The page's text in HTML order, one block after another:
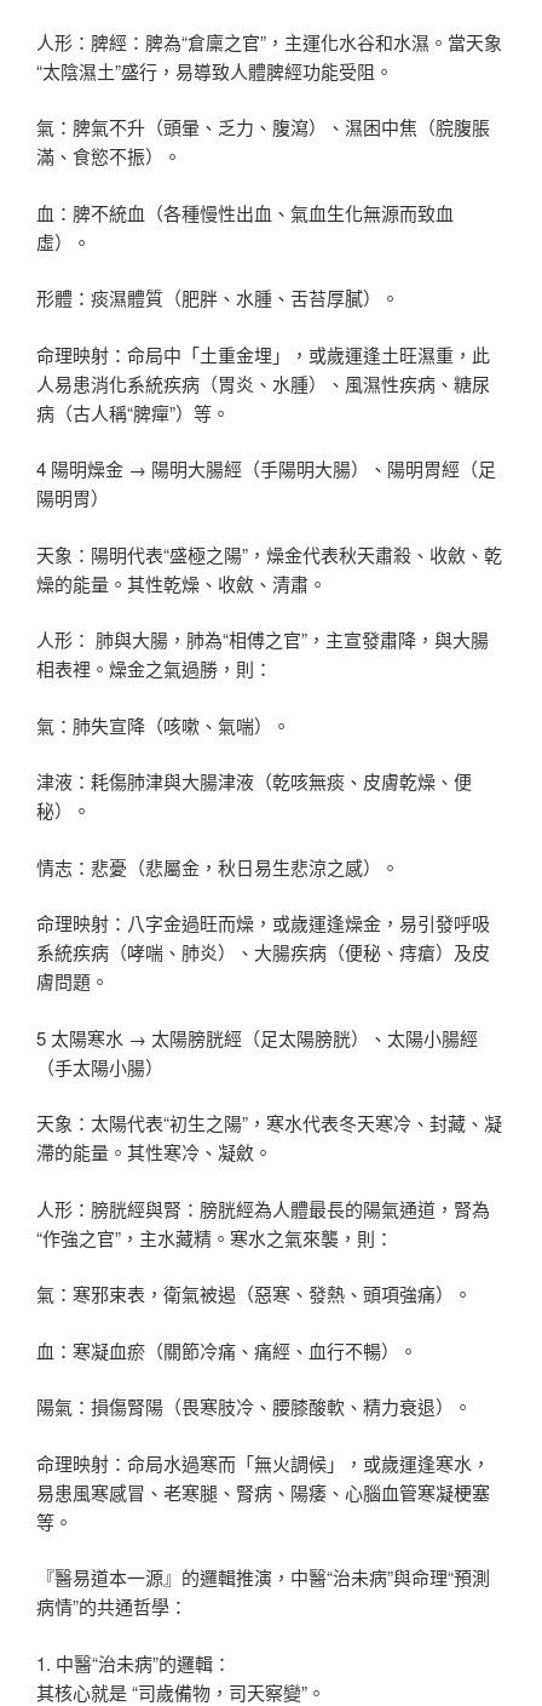
人形：脾經：脾為“倉廩之官”，主運化水谷和水濕。當天象
“太陰濕土”盛行，易導致人體脾經功能受阻。
氣：脾氣不升（頭暈、乏力、腹瀉）、濕困中焦（脘腹脹
滿、食慾不振）。
血：脾不統血（各種慢性出血、氣血生化無源而致血
虛）。
形體：痰濕體質（肥胖、水腫、舌苔厚膩）。
命理映射：命局中「土重金埋」，或歲運逢土旺濕重，此
人易患消化系統疾病（胃炎、水腫）、風濕性疾病、糖尿
病（古人稱“脾癉”）等。
4 陽明燥金 → 陽明大腸經（手陽明大腸）、陽明胃經（足
陽明胃）
天象：陽明代表“盛極之陽”，燥金代表秋天肅殺、收斂、乾
燥的能量。其性乾燥、收斂、清肅。
人形： 肺與大腸，肺為“相傅之官”，主宣發肅降，與大腸
相表裡。燥金之氣過勝，則：
氣：肺失宣降（咳嗽、氣喘）。
津液：耗傷肺津與大腸津液（乾咳無痰、皮膚乾燥、便
秘）。
情志：悲憂（悲屬金，秋日易生悲涼之感）。
命理映射：八字金過旺而燥，或歲運逢燥金，易引發呼吸
系統疾病（哮喘、肺炎）、大腸疾病（便秘、痔瘡）及皮
膚問題。
5 太陽寒水 → 太陽膀胱經（足太陽膀胱）、太陽小腸經
（手太陽小腸）
天象：太陽代表“初生之陽”，寒水代表冬天寒冷、封藏、凝
滯的能量。其性寒冷、凝斂。
人形：膀胱經與腎：膀胱經為人體最長的陽氣通道，腎為
“作強之官”，主水藏精。寒水之氣來襲，則：
氣：寒邪束表，衛氣被遏（惡寒、發熱、頭項強痛）。
血：寒凝血瘀（關節冷痛、痛經、血行不暢）。
陽氣：損傷腎陽（畏寒肢冷、腰膝酸軟、精力衰退）。
命理映射：命局水過寒而「無火調候」，或歲運逢寒水，
易患風寒感冒、老寒腿、腎病、陽痿、心腦血管寒凝梗塞
等。
『醫易道本一源』的邏輯推演，中醫“治未病”與命理“預測
病情”的共通哲學：
1. 中醫“治未病”的邏輯：
其核心就是 “司歲備物，司天察變”。